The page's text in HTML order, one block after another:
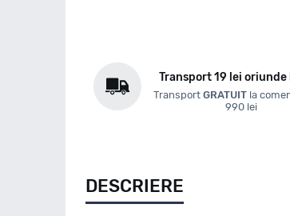
Transport 19 lei oriunde
Transport GRATUITla
990 lei
DESCRIERE